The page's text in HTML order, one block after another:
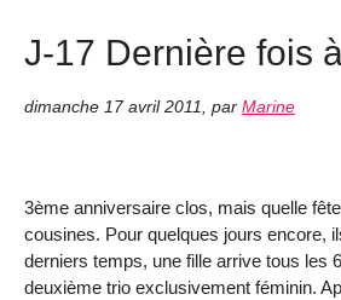
J-17 Dernière fois
dimanche 17 avril 2011 par Marine
3ème anniversaire clos, mais quelle
cousines. Pour quelques jours encore,
derniers temps, une fille arrive tous les
deuxième trio exclusivement féminin.